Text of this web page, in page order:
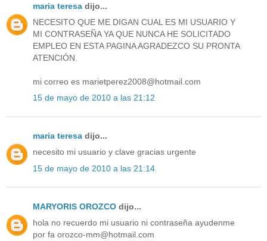
maria teresa dijo...
NECESITO QUE ME DIGAN CUAL ES MI USUARIO Y
MI CONTRASEÑA YA QUE NUNCA HE SOLICITADO
EMPLEO EN ESTA PAGINA AGRADEZCO SU PRONTA
ATENCIÓN.
mi correo es marietperez2008@hotmail.com
15 de mayo de 2010 a las 21:12
maria teresa dijo...
necesito mi usuario y clave gracias urgente
15 de mayo de 2010 a las 21:14
MARYORIS OROZCO dijo...
hola no recuerdo mi usuario ni contraseña ayudenme
por fa orozco-mm@hotmail.com